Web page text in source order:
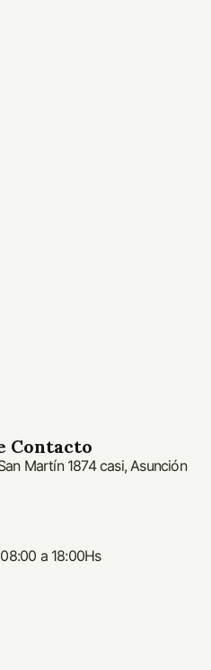
Contacto
Martín 1874 casi, Asunción
a 18:00Hs